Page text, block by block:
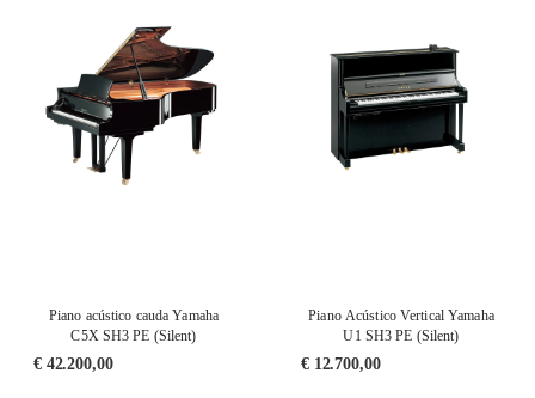
Piano acústico cauda Yamaha
C5X SH3 PE (Silent)
€42.200,00
Piano Acústico Vertical Yamaha
U1 SH3 PE (Silent)
€12.700,00